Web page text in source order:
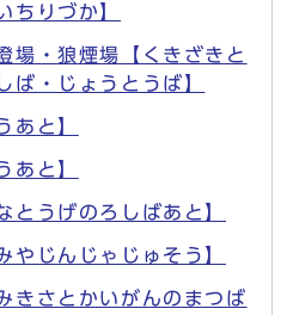
ちりづか】
場・狼煙場【くきざきと
ば・じょうとうば】
あと】
あと】
とうげのろしばあと】
やじんじゃじゅそう】
きさとかいがんのまつば